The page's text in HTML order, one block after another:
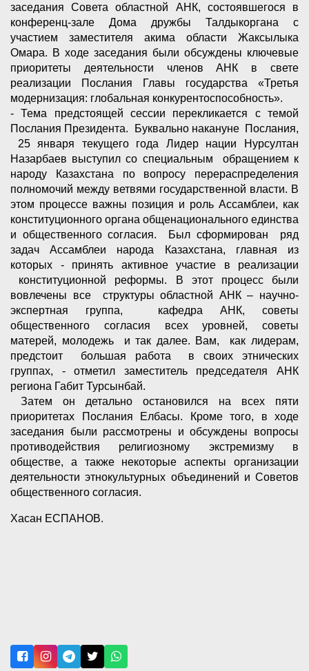
заседания Совета областной АНК, состоявшегося в
конференц-зале Дома дружбы Талдыкоргана с
участием заместителя акима области Жаксылыка
Омара. В ходе заседания были обсуждены ключевые
приоритеты деятельности членов АНК в свете
реализации Послания Главы государства «Третья
модернизация: глобальная конкурентоспособность».
- Тема предстоящей сессии перекликается с темой
Послания Президента. Буквально накануне Послания,
25 января текущего года Лидер нации Нурсултан
Назарбаев выступил со специальным обращением к
народу Казахстана по вопросу перераспределения
полномочий между ветвями государственной власти. В
этом процессе важны позиция и роль Ассамблеи, как
конституционного органа общенационального единства
и общественного согласия. Был сформирован ряд
задач Ассамблеи народа Казахстана, главная из
которых - принять активное участие в реализации
конституционной реформы. В этот процесс были
вовлечены все структуры областной АНК – научно-
экспертная группа, кафедра АНК, советы
общественного согласия всех уровней, советы
матерей, молодежь и так далее. Вам, как лидерам,
предстоит большая работа в своих этнических
группах, - отметил заместитель председателя АНК
региона Габит Турсынбай.
Затем он детально остановился на всех пяти
приоритетах Послания Елбасы. Кроме того, в ходе
заседания были рассмотрены и обсуждены вопросы
противодействия религиозному экстремизму в
обществе, а также некоторые аспекты организации
деятельности этнокультурных объединений и Советов
общественного согласия.
Хасан ЕСПАНОВ.